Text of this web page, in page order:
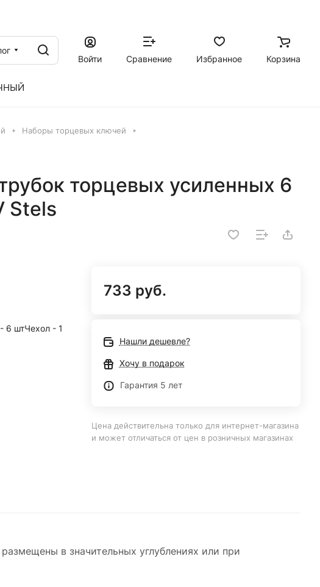
Войти
Сравнение Избранное Корзина
Наборы торцевых ключей
торцевых усиленных 6
Stels
6 штЧехол - 1
733 руб.
Нашли дешевле?
Хочу в подарок
Гарантия 5 лет
Цена действительна только для интернет-магазина
и может отличаться от цен в розничных магазинах
в значительных углублениях или при